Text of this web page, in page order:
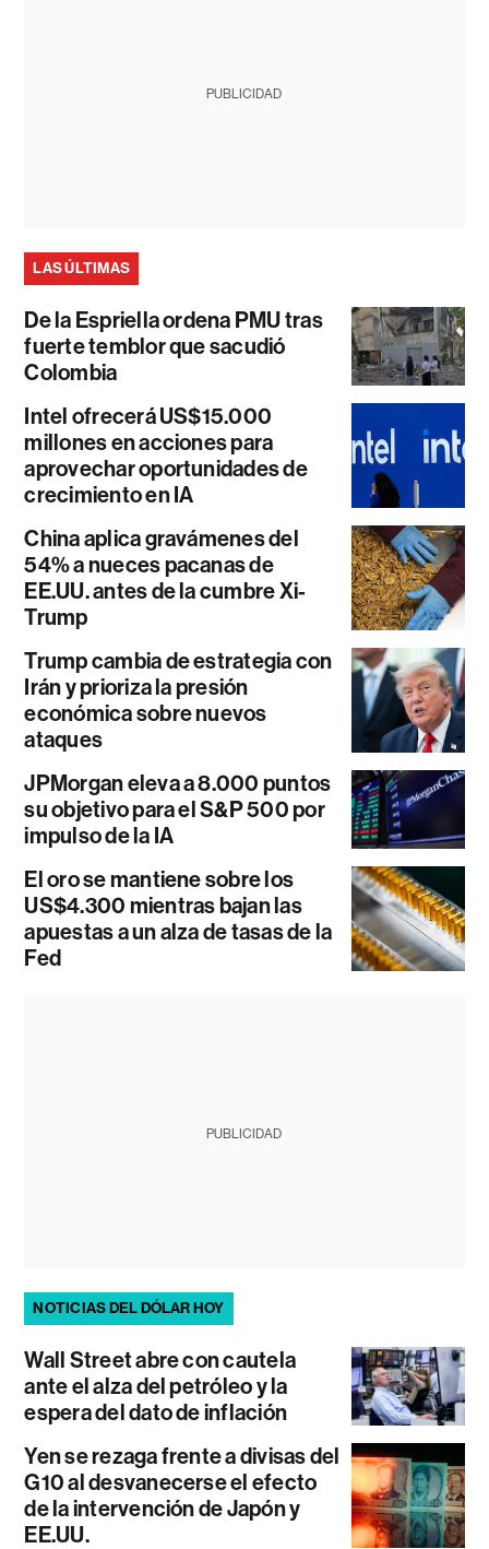
PUBLICIDAD
LAS ÚLTIMAS
De la Espriella ordena PMU tras
fuerte temblor que sacudió
Colombia
Intel ofrecerá US$15.000
millones en acciones para
aprovechar oportunidades de
crecimiento en IA
China aplica gravámenes del
54% a nueces pacanas de
EE.UU. antes de la cumbre Xi-
Trump
Trump cambia de estrategia con
Irán y prioriza la presión
económica sobre nuevos
ataques
JPMorgan eleva a 8.000 puntos
su objetivo para el S&P 500 por
impulso de la IA
El oro se mantiene sobre los
US$4.300 mientras bajan las
apuestas a un alza de tasas de la
Fed
PUBLICIDAD
NOTICIAS DEL DÓLAR HOY
Wall Street abre con cautela
ante el alza del petróleo y la
espera del dato de inflación
Yen se rezaga frente a divisas del
G10 al desvanecerse el efecto
de la intervención de Japón y
EE.UU.